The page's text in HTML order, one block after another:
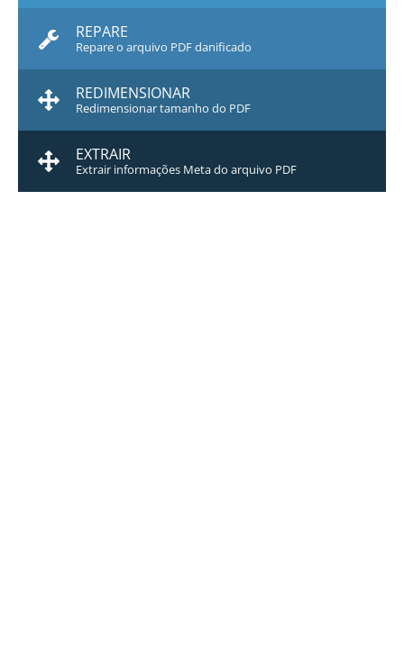
REPARE
Repare o arquivo PDF danificado
REDIMENSIONAR
Redimensionar tamanho do PDF
EXTRAIR
Extrair informações Meta do arquivo PDF